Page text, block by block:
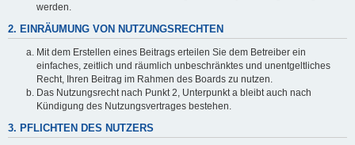
werden.
2. EINRÄUMUNG VON NUTZUNGSRECHTEN
Mit dem Erstellen eines Beitrags erteilen Sie dem Betreiber ein
einfaches, zeitlich und räumlich unbeschränktes und unentgeltliches
Recht, Ihren Beitrag im Rahmen des Boards zu nutzen.
Das Nutzungsrecht nach Punkt 2, Unterpunkt a bleibt auch nach
Kündigung des Nutzungsvertrages bestehen.
3. PFLICHTEN DES NUTZERS